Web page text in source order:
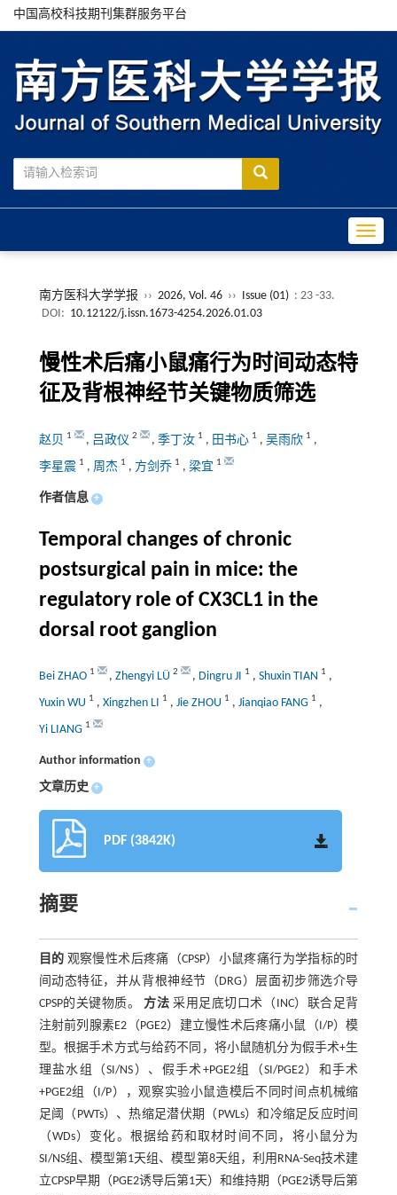
中国高校科技期刊集群服务平台
南方医科大学学报 ›› 2026, Vol. 46 ›› Issue (01) : 23 -33.
DOI: 10.12122/j.issn.1673-4254.2026.01.03
慢性术后痛小鼠痛行为时间动态特
征及背根神经节关键物质筛选
赵贝 1 , 吕政仪 2 , 季丁汝 1 , 田书心 1 , 吴雨欣 1 ,
李星震 1 , 周杰 1 , 方剑乔 1 , 梁宜 1
作者信息 +
Temporal changes of chronic
postsurgical pain in mice: the
regulatory role of CX3CL1 in the
dorsal root ganglion
Bei ZHAO 1 , Zhengyi LÜ 2 , Dingru JI 1 , Shuxin TIAN 1 ,
Yuxin WU 1 , Xingzhen LI 1 , Jie ZHOU 1 , Jianqiao FANG 1 ,
Yi LIANG 1
Author information +
文章历史 +
PDF (3842K)
摘要
目的 观察慢性术后疼痛（CPSP）小鼠疼痛行为学指标的时
间动态特征，并从背根神经节（DRG）层面初步筛选介导
CPSP的关键物质。 方法 采用足底切口术（INC）联合足背
注射前列腺素E2（PGE2）建立慢性术后疼痛小鼠（I/P）模
型。根据手术方式与给药不同，将小鼠随机分为假手术+生
理盐水组（SI/NS）、假手术+PGE2组（SI/PGE2）和手术
+PGE2组（I/P），观察实验小鼠造模后不同时间点机械缩
足阈（PWTs）、热缩足潜伏期（PWLs）和冷缩足反应时间
（WDs）变化。根据给药和取材时间不同，将小鼠分为
SI/NS组、模型第1天组、模型第8天组，利用RNA-Seq技术建
立CPSP早期（PGE2诱导后第1天）和维持期（PGE2诱导后第